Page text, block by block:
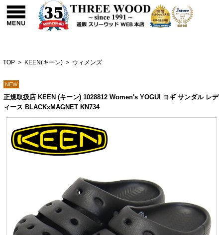
TOP > KEEN(キーン) > ウィメンズ
NEW
正規取扱店 KEEN (キーン) 1028812 Women's YOGUI ヨギ サンダル レデ
ィース BLACKxMAGNET KN734